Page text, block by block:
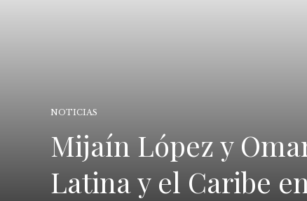
NOTICIAS
Mijaín López y
Latina y el Caribe